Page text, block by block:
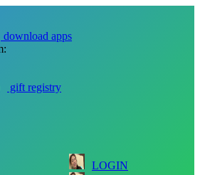
download apps
gift registry
LOGIN